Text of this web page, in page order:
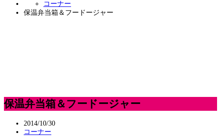
コーナー
保温弁当箱＆フードージャー
保温弁当箱＆フードージャー
2014/10/30
コーナー